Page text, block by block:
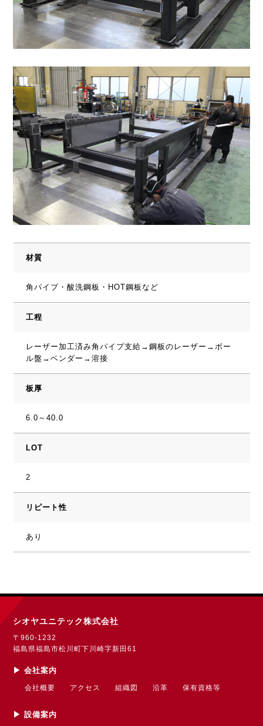
材質
角パイプ・酸洗鋼板・HOT鋼板など
工程
レーザー加工済み角パイプ支給→鋼板のレーザー→ボー
ル盤→ベンダー→溶接
板厚
6.0～40.0
LOT
2
リピート性
あり
シオヤユニテック株式会社
〒960-1232
福島県福島市松川町下川崎字新田61
▶︎ 会社案内
会社概要 アクセス 組織図 沿革 保有資格等
▶︎ 設備案内